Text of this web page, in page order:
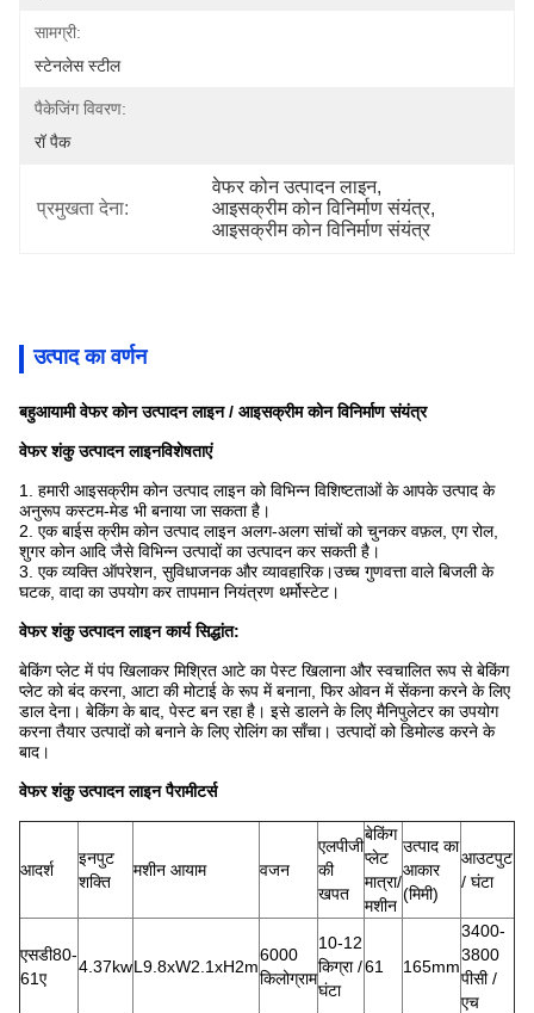
सामग्री:
स्टेनलेस स्टील
पैकेजिंग विवरण:
रॉ पैक
प्रमुखता देना:
वेफर कोन उत्पादन लाइन,
आइसक्रीम कोन विनिर्माण संयंत्र,
आइसक्रीम कोन विनिर्माण संयंत्र
उत्पाद का वर्णन
बहुआयामी वेफर कोन उत्पादन लाइन / आइसक्रीम कोन विनिर्माण संयंत्र
वेफर शंकु उत्पादन लाइनविशेषताएं
1. हमारी आइसक्रीम कोन उत्पाद लाइन को विभिन्न विशिष्टताओं के आपके उत्पाद के
अनुरूप कस्टम-मेड भी बनाया जा सकता है।
2. एक बाईस क्रीम कोन उत्पाद लाइन अलग-अलग सांचों को चुनकर वफ़ल, एग रोल,
शुगर कोन आदि जैसे विभिन्न उत्पादों का उत्पादन कर सकती है।
3. एक व्यक्ति ऑपरेशन, सुविधाजनक और व्यावहारिक।उच्च गुणवत्ता वाले बिजली के
घटक, वादा का उपयोग कर तापमान नियंत्रण थर्मोस्टेट।
वेफर शंकु उत्पादन लाइन कार्य सिद्धांत:
बेकिंग प्लेट में पंप खिलाकर मिश्रित आटे का पेस्ट खिलाना और स्वचालित रूप से बेकिंग
प्लेट को बंद करना, आटा की मोटाई के रूप में बनाना, फिर ओवन में सेंकना करने के लिए
डाल देना। बेकिंग के बाद, पेस्ट बन रहा है। इसे डालने के लिए मैनिपुलेटर का उपयोग
करना तैयार उत्पादों को बनाने के लिए रोलिंग का साँचा। उत्पादों को डिमोल्ड करने के
बाद।
वेफर शंकु उत्पादन लाइन पैरामीटर्स
आदर्श
इनपुट
शक्ति
मशीन आयाम वजन
एलपीजी
की
खपत
बेकिंग
प्लेट
मात्रा/
मशीन
उत्पाद का
आकार
(मिमी)
आउटपुट
/ घंटा
एसडी80-
61ए
4.37kwL9.8xW2.1xH2m
6000
किलोग्राम
10-12
किग्रा /
घंटा
61 165mm
3400-
3800
पीसी /
एच